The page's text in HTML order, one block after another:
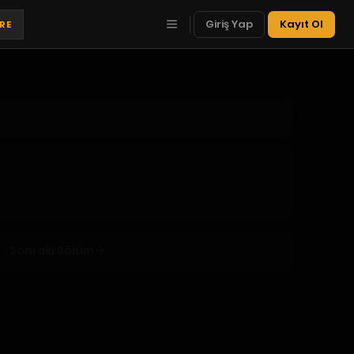
Giriş Yap Kayıt Ol